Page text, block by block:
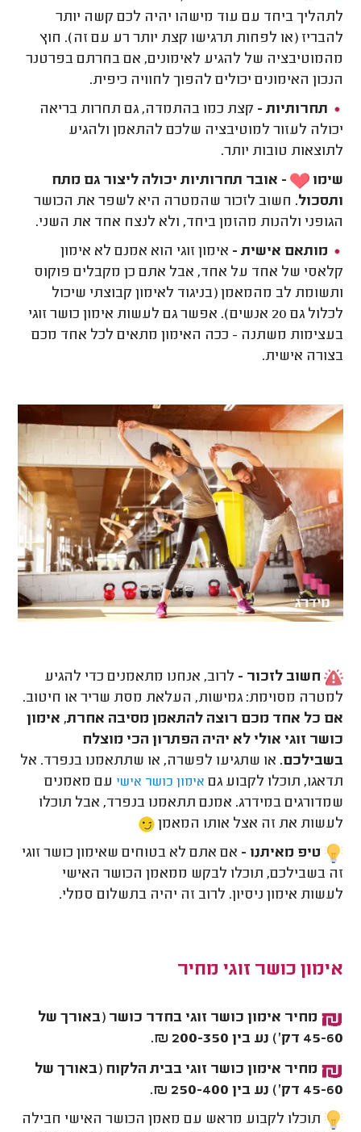
לתהליך ביחד עם עוד מישהו יהיה לכם קשה יותר
להבריז (או לפחות תרגישו קצת יותר רע עם זה). חוץ
מהמוטיבציה של להגיע לאימונים, אם בחרתם בפרטנר
הנכון האימונים יכולים להפוך לחוויה כיפית.
תחרותיות - קצת כמו בהתמדה, גם תחרות בריאה
יכולה לעזור למוטיבציה שלכם להתאמן ולהגיע
לתוצאות טובות יותר.
שימו
- אובר תחרותיות יכולה ליצור גם מתח
ותסכול. חשוב לזכור שהמטרה היא לשפר את הכושר
הגופני ולהנות מהזמן ביחד, ולא לנצח אחד את השני.
מותאם אישית - אימון זוגי הוא אמנם לא אימון
קלאסי של אחד על אחד, אבל אתם כן מקבלים פוקוס
ותשומת לב מהמאמן (בניגוד לאימון קבוצתי שיכול
לכלול גם 20 אנשים). אפשר גם לעשות אימון כושר זוגי
בעצימות משתנה - ככה האימון מתאים לכל אחד מכם
בצורה אישית.
חשוב לזכור - לרוב, אנחנו מתאמנים כדי להגיע
למטרה מסוימת: גמישות, העלאת מסת שריר או חיטוב.
אם כל אחד מכם רוצה להתאמן מסיבה אחרת, אימון
כושר זוגי אולי לא יהיה הפתרון הכי מוצלח
בשבילכם. או שתגיעו לפשרה, או שתתאמנו בנפרד. אל
תדאגו, תוכלו לקבוע גם אימון כושר אישי עם מאמנים
שמדורגים במידרג. אמנם תתאמנו בנפרד, אבל תוכלו
לעשות את זה אצל אותו המאמן
טיפ מאיתנו - אם אתם לא בטוחים שאימון כושר זוגי
זה בשבילכם, תוכלו לבקש ממאמן הכושר האישי
לעשות אימון ניסיון. לרוב זה יהיה בתשלום סמלי.
אימון כושר זוגי מחיר
מחיר אימון כושר זוגי בחדר כושר (באורך של
45-60 דק') נע בין 200-350 ₪.
מחיר אימון כושר זוגי בבית הלקוח (באורך של
45-60 דק') נע בין 250-400 ₪.
תוכלו לקבוע מראש עם מאמן הכושר האישי חבילה